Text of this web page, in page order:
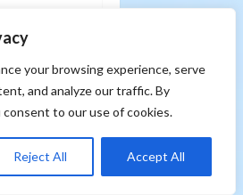
your browsing experience, serve
and analyze our traffic. By
consent to our use of cookies.
Reject All Accept All
par l'écriture
elle
des
santé,